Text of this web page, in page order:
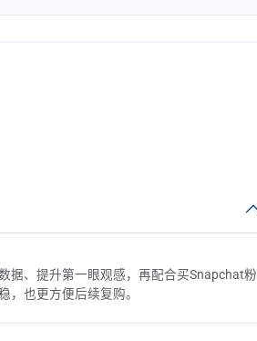
据、提升第一眼观感，再配合买Snapchat粉
也更方便后续复购。